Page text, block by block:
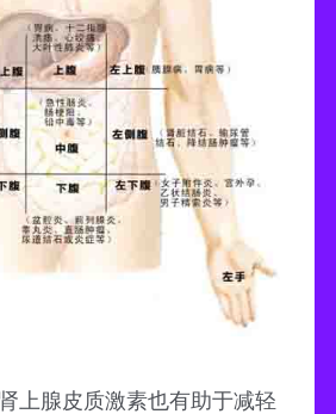
上腺皮质激素也有助于减轻